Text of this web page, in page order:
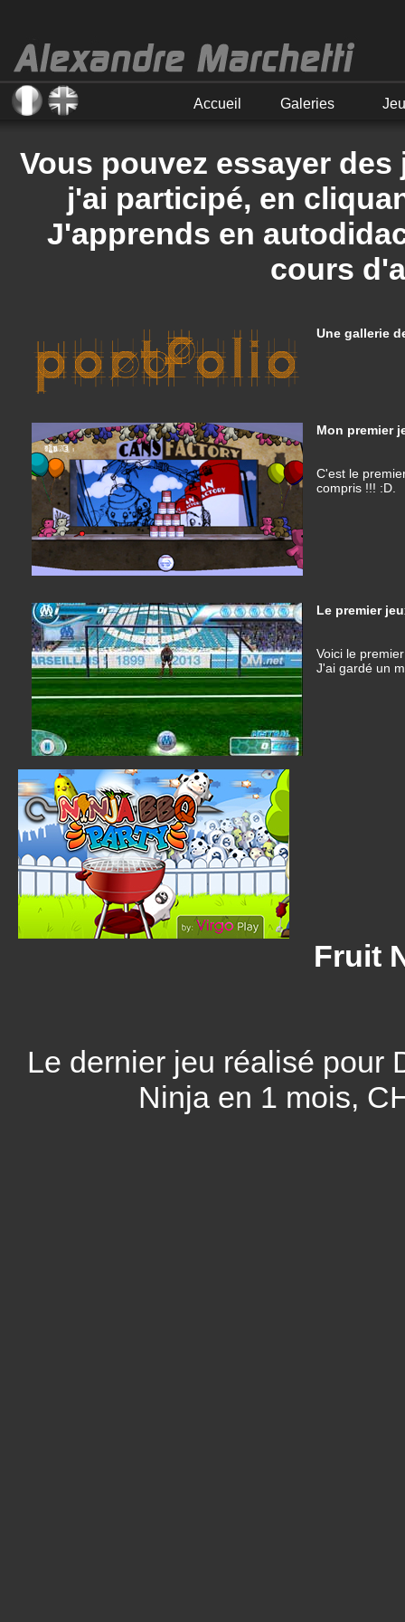
Accueil Galeries
Vous pouvez essayer
j'ai participé, en
J'apprends en
cours
Une gallerie
Mon premier
C'est le
compris !!! :D.
Le premier
Voici le
J'ai gardé un
Fruit
Le dernier jeu réalisé pour
Ninja en 1 mois,